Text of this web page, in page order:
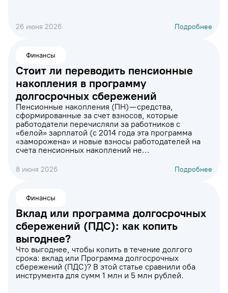
26 июня 2026 Подробнее
Финансы
Стоит ли переводить пенсионные
накопления в программу
долгосрочных сбережений
Пенсионные накопления (ПН) — средства,
сформированные за счет взносов, которые
работодатели перечисляли за работников с
«белой» зарплатой (с 2014 года эта программа
«заморожена» и новые взносы работодателей на
счета пенсионных накоплений не...
8 июня 2026 Подробнее
Финансы
Вклад или программа долгосрочных
сбережений (ПДС): как копить
выгоднее?
Что выгоднее, чтобы копить в течение долгого
срока: вклад или Программа долгосрочных
сбережений (ПДС)? В этой статье сравнили оба
инструмента для сумм 1 млн и 5 млн рублей.